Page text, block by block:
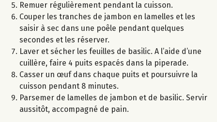
Remuer régulièrement pendant la cuisson.
Couper les tranches de jambon en lamelles et les
saisir à sec dans une poêle pendant quelques
secondes et les réserver.
Laver et sécher les feuilles de basilic. A l’aide d’une
cuillère, faire 4 puits espacés dans la piperade.
Casser un œuf dans chaque puits et poursuivre la
cuisson pendant 8 minutes.
Parsemer de lamelles de jambon et de basilic. Servir
aussitôt, accompagné de pain.